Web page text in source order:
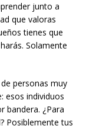
junto a
que valoras
tienes que
Solamente
personas muy
esos individuos
bandera. ¿Para
Posiblemente tus